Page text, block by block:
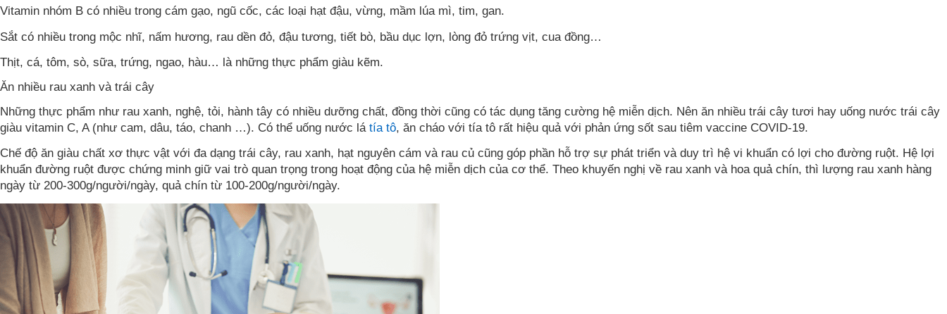
Vitamin nhóm B có nhiều trong cám gạo, ngũ cốc, các loại hạt đậu, vừng, mầm lúa mì, tim, gan.
Sắt có nhiều trong mộc nhĩ, nấm hương, rau dền đỏ, đậu tương, tiết bò, bầu dục lợn, lòng đỏ trứng vịt, cua đồng…
Thịt, cá, tôm, sò, sữa, trứng, ngao, hàu… là những thực phẩm giàu kẽm.
Ăn nhiều rau xanh và trái cây
Những thực phẩm như rau xanh, nghệ, tỏi, hành tây có nhiều dưỡng chất, đồng thời cũng có tác dụng tăng cường hệ miễn dịch. Nên ăn nhiều trái cây tươi hay uống nước trái cây
giàu vitamin C, A (như cam, dâu, táo, chanh …). Có thể uống nước lá tía tô, ăn cháo với tía tô rất hiệu quả với phản ứng sốt sau tiêm vaccine COVID-19.
Chế độ ăn giàu chất xơ thực vật với đa dạng trái cây, rau xanh, hạt nguyên cám và rau củ cũng góp phần hỗ trợ sự phát triển và duy trì hệ vi khuẩn có lợi cho đường ruột. Hệ lợi
khuẩn đường ruột được chứng minh giữ vai trò quan trọng trong hoạt động của hệ miễn dịch của cơ thể. Theo khuyến nghị về rau xanh và hoa quả chín, thì lượng rau xanh hàng
ngày từ 200-300g/người/ngày, quả chín từ 100-200g/người/ngày.